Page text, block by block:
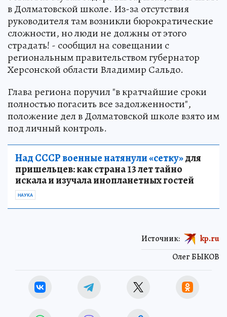
в Долматовской школе. Из-за отсутствия
руководителя там возникли бюрократические
сложности, но люди не должны от этого
страдать! - сообщил на совещании с
региональным правительством губернатор
Херсонской области Владимир Сальдо.
Глава региона поручил "в кратчайшие сроки
полностью погасить все задолженности",
положение дел в Долматовской школе взято им
под личный контроль.
Над СССР военные натянули «сетку»для
пришельцев: как страна 13 лет тайно
искала и изучала инопланетных гостей
НАУКА
Олег БЫКОВ
Источник: kp.ru